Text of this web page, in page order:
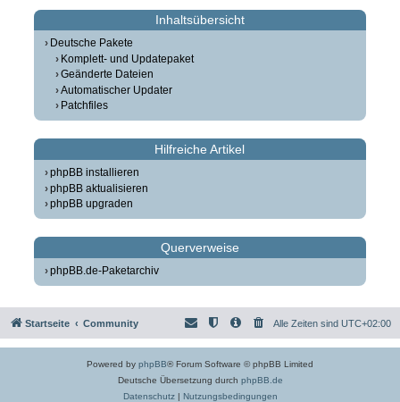
Inhaltsübersicht
Deutsche Pakete
Komplett- und Updatepaket
Geänderte Dateien
Automatischer Updater
Patchfiles
Hilfreiche Artikel
phpBB installieren
phpBB aktualisieren
phpBB upgraden
Querverweise
phpBB.de-Paketarchiv
Startseite Community Alle Zeiten sind UTC+02:00
Powered by phpBB® Forum Software © phpBB Limited
Deutsche Übersetzung durch phpBB.de
Datenschutz| Nutzungsbedingungen